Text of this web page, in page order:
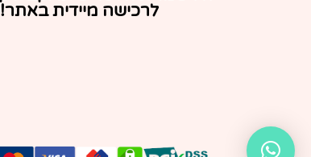
לרכישה מיידית באתר!